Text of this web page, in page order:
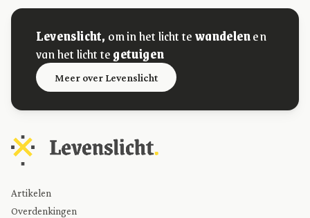
Levenslicht, om in het licht tewandelenen
van het licht tegetuigen
Meer over Levenslicht
Artikelen
Overdenkingen